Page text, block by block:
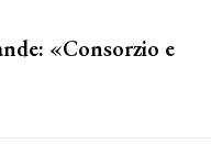
«Consorzio e